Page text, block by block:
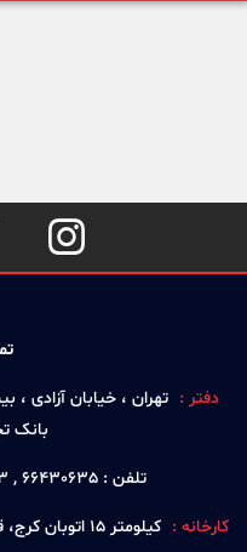

دفتر : تهران ، خيابان آزادی ،
بانک
تلفن : 66430635 , 66434173-4 , 54784000 021
کارخانه : كيلومتر 15 اتوبان كرج، قزوين، جنب پل دوم كردان